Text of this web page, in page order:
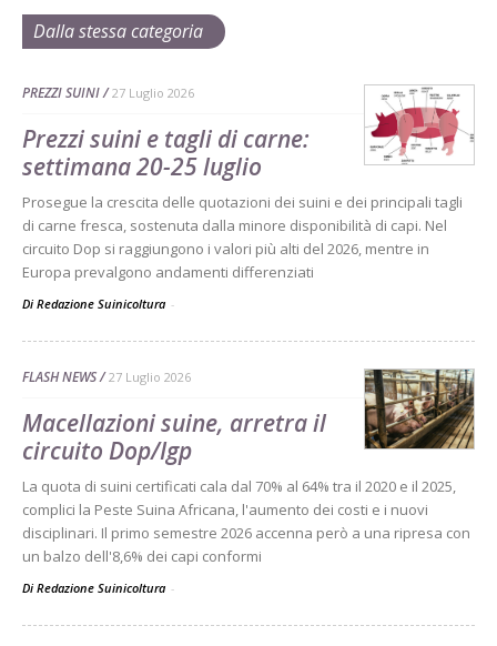
Dalla stessa categoria
PREZZI SUINI 27 Luglio 2026
Prezzi suini e tagli di carne:
settimana 20-25 luglio
Prosegue la crescita delle quotazioni dei suini e dei principali tagli
di carne fresca, sostenuta dalla minore disponibilità di capi. Nel
circuito Dop si raggiungono i valori più alti del 2026, mentre in
Europa prevalgono andamenti differenziati
Di Redazione Suinicoltura -
FLASH NEWS 27 Luglio 2026
Macellazioni suine, arretra il
circuito Dop/Igp
La quota di suini certificati cala dal 70% al 64% tra il 2020 e il 2025,
complici la Peste Suina Africana, l'aumento dei costi e i nuovi
disciplinari. Il primo semestre 2026 accenna però a una ripresa con
un balzo dell'8,6% dei capi conformi
Di Redazione Suinicoltura -